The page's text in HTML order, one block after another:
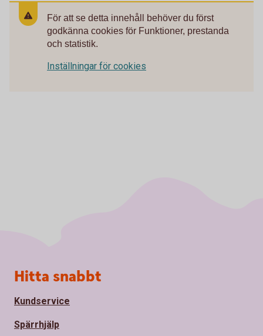
För att se detta innehåll behöver du först
godkänna cookies för Funktioner, prestanda
och statistik.
Inställningar för cookies
Sidfot
Hitta snabbt
Kundservice
Spärrhjälp